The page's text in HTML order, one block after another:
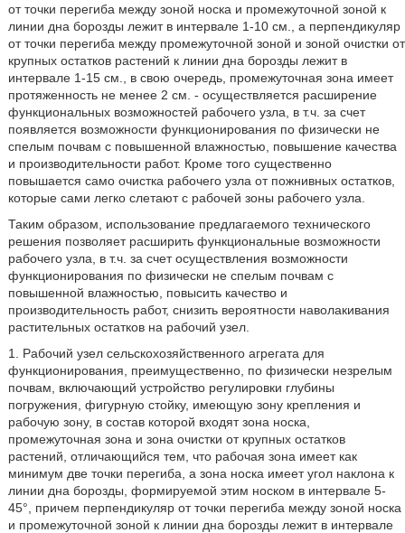
от точки перегиба между зоной носка и промежуточной зоной к
линии дна борозды лежит в интервале 1-10 см., а перпендикуляр
от точки перегиба между промежуточной зоной и зоной очистки от
крупных остатков растений к линии дна борозды лежит в
интервале 1-15 см., в свою очередь, промежуточная зона имеет
протяженность не менее 2 см. - осуществляется расширение
функциональных возможностей рабочего узла, в т.ч. за счет
появляется возможности функционирования по физически не
спелым почвам с повышенной влажностью, повышение качества
и производительности работ. Кроме того существенно
повышается само очистка рабочего узла от пожнивных остатков,
которые сами легко слетают с рабочей зоны рабочего узла.
Таким образом, использование предлагаемого технического
решения позволяет расширить функциональные возможности
рабочего узла, в т.ч. за счет осуществления возможности
функционирования по физически не спелым почвам с
повышенной влажностью, повысить качество и
производительность работ, снизить вероятности наволакивания
растительных остатков на рабочий узел.
1. Рабочий узел сельскохозяйственного агрегата для
функционирования, преимущественно, по физически незрелым
почвам, включающий устройство регулировки глубины
погружения, фигурную стойку, имеющую зону крепления и
рабочую зону, в состав которой входят зона носка,
промежуточная зона и зона очистки от крупных остатков
растений, отличающийся тем, что рабочая зона имеет как
минимум две точки перегиба, а зона носка имеет угол наклона к
линии дна борозды, формируемой этим носком в интервале 5-
45°, причем перпендикуляр от точки перегиба между зоной носка
и промежуточной зоной к линии дна борозды лежит в интервале